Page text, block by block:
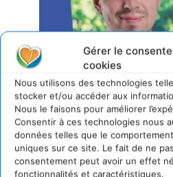
Gérer le
cookies
Nous utilisons des technologies
stocker et/ou accéder aux
Nous le faisons pour améliorer
Consentir à ces technologies nous
données telles que le
uniques sur ce site. Le fait de ne
consentement peut avoir un effet
fonctionnalités et caractéristiques.
LesMinistères Écologie, Territoire, Transports,
découvrez les opportunités de façonner un
Qui est Pierre-Henry
Chargé de